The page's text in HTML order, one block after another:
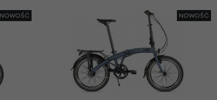
NOWOŚĆ NOWOŚĆ